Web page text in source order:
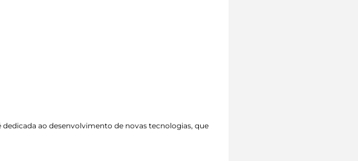
ao desenvolvimento de novas tecnologias, que